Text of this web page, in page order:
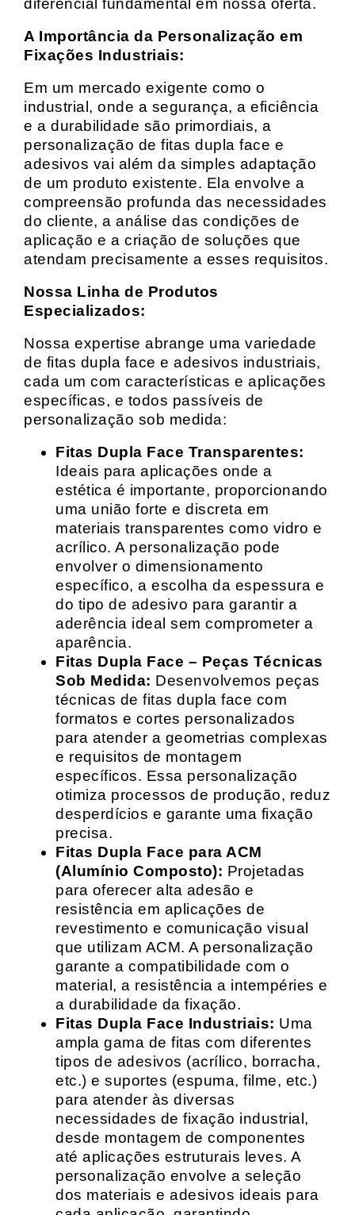
diferencial fundamental em nossa oferta.
A Importância da Personalização em
Fixações Industriais:
Em um mercado exigente como o
industrial, onde a segurança, a eficiência
e a durabilidade são primordiais, a
personalização de fitas dupla face e
adesivos vai além da simples adaptação
de um produto existente. Ela envolve a
compreensão profunda das necessidades
do cliente, a análise das condições de
aplicação e a criação de soluções que
atendam precisamente a esses requisitos.
Nossa Linha de Produtos
Especializados:
Nossa expertise abrange uma variedade
de fitas dupla face e adesivos industriais,
cada um com características e aplicações
específicas, e todos passíveis de
personalização sob medida:
Fitas Dupla Face Transparentes:
Ideais para aplicações onde a
estética é importante, proporcionando
uma união forte e discreta em
materiais transparentes como vidro e
acrílico. A personalização pode
envolver o dimensionamento
específico, a escolha da espessura e
do tipo de adesivo para garantir a
aderência ideal sem comprometer a
aparência.
Fitas Dupla Face – Peças Técnicas
Sob Medida: Desenvolvemos peças
técnicas de fitas dupla face com
formatos e cortes personalizados
para atender a geometrias complexas
e requisitos de montagem
específicos. Essa personalização
otimiza processos de produção, reduz
desperdícios e garante uma fixação
precisa.
Fitas Dupla Face para ACM
(Alumínio Composto): Projetadas
para oferecer alta adesão e
resistência em aplicações de
revestimento e comunicação visual
que utilizam ACM. A personalização
garante a compatibilidade com o
material, a resistência a intempéries e
a durabilidade da fixação.
Fitas Dupla Face Industriais: Uma
ampla gama de fitas com diferentes
tipos de adesivos (acrílico, borracha,
etc.) e suportes (espuma, filme, etc.)
para atender às diversas
necessidades de fixação industrial,
desde montagem de componentes
até aplicações estruturais leves. A
personalização envolve a seleção
dos materiais e adesivos ideais para